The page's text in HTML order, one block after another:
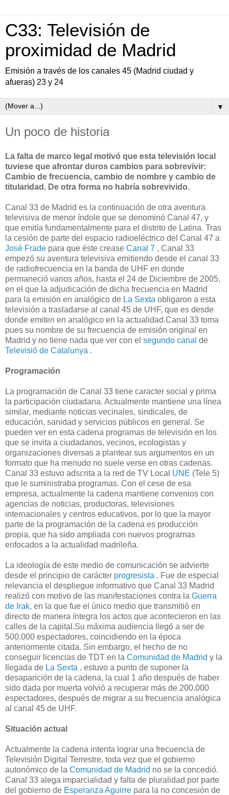
C33: Televisión de
proximidad de Madrid
Emisión a través de los canales 45 (Madrid ciudad y
afueras) 23 y 24
▼
Un poco de historia
La falta de marco legal motivó que esta televisión local
tuviese que afrontar duros cambios para sobrevivir:
Cambio de frecuencia, cambio de nombre y cambio de
titularidad. De otra forma no habría sobrevivido.
Canal 33 de Madrid es la continuación de otra aventura
televisiva de menor índole que se denominó Canal 47, y
que emitía fundamentalmente para el distrito de Latina. Tras
la cesión de parte del espacio radioeléctrico del Canal 47 a
José Frade para que éste crease Canal 7 , Canal 33
empezó su aventura televisiva emitiendo desde el canal 33
de radiofrecuencia en la banda de UHF en donde
permaneció varios años, hasta el 24 de Diciembre de 2005,
en el que la adjudicación de dicha frecuencia en Madrid
para la emisión en analógico de La Sexta obligaron a esta
televisión a trasladarse al canal 45 de UHF, que es desde
donde emiten en analógico en la actualidad.Canal 33 toma
pues su nombre de su frecuencia de emisión original en
Madrid y no tiene nada que ver con el segundo canal de
Televisió de Catalunya .
Programación
La programación de Canal 33 tiene caracter social y prima
la participación ciudadana. Actualmente mantiene una línea
similar, mediante noticias vecinales, sindicales, de
educación, sanidad y servicios públicos en general. Se
pueden ver en esta cadena programas de televisión en los
que se invita a ciudadanos, vecinos, ecologistas y
organizaciones diversas a plantear sus argumentos en un
formato que ha menudo no suele verse en otras cadenas.
Canal 33 estuvo adscrita a la red de TV Local UNE (Tele 5)
que le suministraba programas. Con el cese de esa
empresa, actualmente la cadena mantiene convenios con
agencias de noticias, productoras, televisiones
internacionales y centros educativos, por lo que la mayor
parte de la programación de la cadena es producción
propia, que ha sido ampliada con nuevos programas
enfocados a la actualidad madrileña.
La ideología de este medio de comunicación se advierte
desde el principio de carácter progresista . Fue de especial
relevancia el despliegue informativo que Canal 33 Madrid
realizó con motivo de las manifestaciones contra la Guerra
de Irak, en la que fue el único medio que transmitió en
directo de manera íntegra los actos que acontecieron en las
calles de la capital.Su máxima audiencia llegó a ser de
500.000 espectadores, coincidiendo en la época
anteriormente citada. Sin embargo, el hecho de no
conseguir licencias de TDT en la Comunidad de Madrid y la
llegada de La Sexta , estuvo a punto de suponer la
desaparición de la cadena, la cual 1 año después de haber
sido dada por muerta volvió a recuperar más de 200.000
espectadores, después de migrar a su frecuencia analógica
al canal 45 de UHF.
Situación actual
Actualmente la cadena intenta lograr una frecuencia de
Televisión Digital Terrestre, toda vez que el gobierno
autonómico de la Comunidad de Madrid no se la concedió.
Canal 33 alega imparcialidad y falta de pluralidad por parte
del gobierno de Esperanza Aguirre para la no concesión de